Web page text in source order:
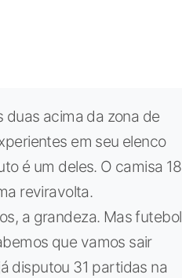
duas acima da zona de
em seu elenco
é um deles. O camisa 18
reviravolta.
a grandeza. Mas futebol
que vamos sair
disputou 31 partidas na